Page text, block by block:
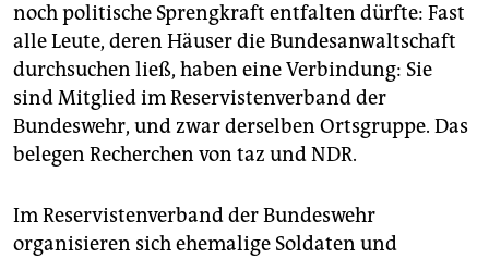
noch politische Sprengkraft entfalten dürfte: Fast
alle Leute, deren Häuser die Bundesanwaltschaft
durchsuchen ließ, haben eine Verbindung: Sie
sind Mitglied im Reservistenverband der
Bundeswehr, und zwar derselben Ortsgruppe. Das
belegen Recherchen von taz und NDR.
Im Reservistenverband der Bundeswehr
organisieren sich ehemalige Soldaten und